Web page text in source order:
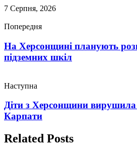
7 Серпня, 2026
Попередня
На Херсонщині планують
підземних шкіл
Наступна
Діти з Херсонщини вирушила
Карпати
Related Posts